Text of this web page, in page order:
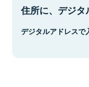
住所に、デジタ
デジタルアドレスで